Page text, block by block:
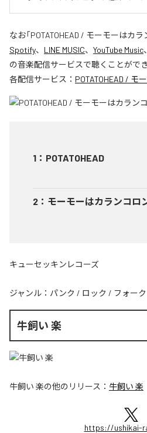
なお「POTATOHEAD / モーモーはカラ
Spotify、 LINE MUSIC、 YouTube Music、
の音楽配信サービスで聴くことができ
各配信サービス： POTATOHEAD / モ
1 ： POTATOHEAD
2 ： モーモーはカランコロ
キューセッキンレコーズ
ジャンル： パンク / ロック / フォーク
牛飼い 楽
牛飼い 楽の他のリリース： 牛飼い 楽
https://ushikai-